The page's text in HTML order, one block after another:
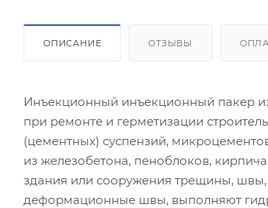
ОПИСАНИЕ ОТЗЫВЫ
Инъекционный инъекционный пакер
при ремонте и герметизации
(цементных) суспензий,
из железобетона, пеноблоков,
здания или сооружения трещины, швы,
деформационные швы, выполняют